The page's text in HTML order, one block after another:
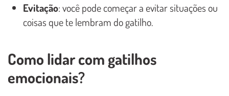
Evitação: você pode começar a evitar situações ou
coisas que te lembram do gatilho.
Como lidar com gatilhos
emocionais?